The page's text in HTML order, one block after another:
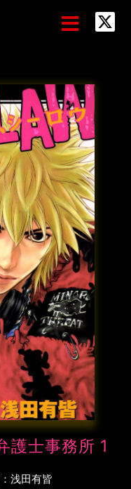
メ
ニ
士事務所 1
浅田有皆